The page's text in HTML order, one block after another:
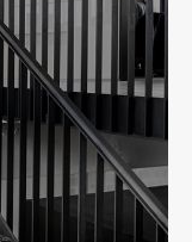
询盘字段
判断实力